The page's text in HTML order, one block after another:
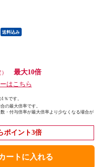
送料込み
最大10倍
はこちら
％です。
の最大倍率です。
・付与倍率が最大倍率より少なくなる場合が
ポイント3倍
ートに入れる